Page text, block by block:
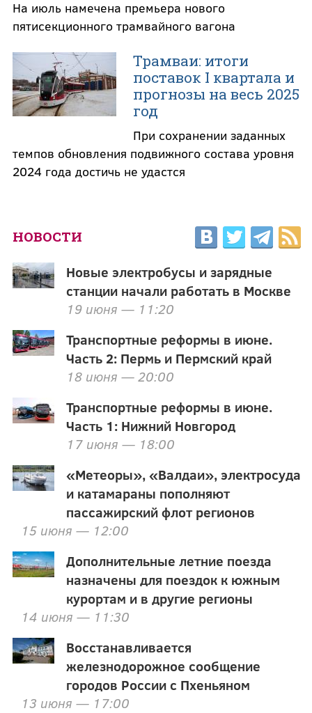
На июль намечена премьера нового
пятисекционного трамвайного вагона
Трамваи: итоги
поставок I квартала и
прогнозы на весь 2025
год
При сохранении заданных
темпов обновления подвижного состава уровня
2024 года достичь не удастся
НОВОСТИ
Новые электробусы и зарядные
станции начали работать в Москве
19 июня — 11:20
Транспортные реформы в июне.
Часть 2: Пермь и Пермский край
18 июня — 20:00
Транспортные реформы в июне.
Часть 1: Нижний Новгород
17 июня — 18:00
«Метеоры», «Валдаи», электросуда
и катамараны пополняют
пассажирский флот регионов
15 июня — 12:00
Дополнительные летние поезда
назначены для поездок к южным
курортам и в другие регионы
14 июня — 11:30
Восстанавливается
железнодорожное сообщение
городов России с Пхеньяном
13 июня — 17:00